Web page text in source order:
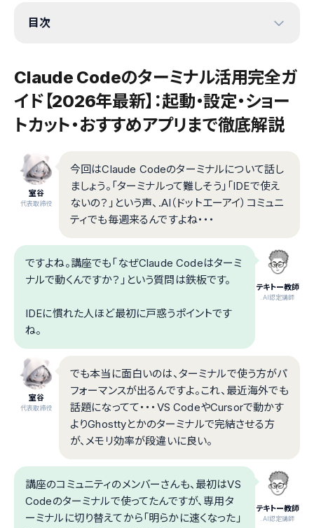
目次
Claude Codeのターミナル活用完全ガ
イド【2026年最新】：起動・設定・ショー
トカット・おすすめアプリまで徹底解説
室谷
代表取締役
今回はClaude Codeのターミナルについて話し
ましょう。「ターミナルって難しそう」「IDEで使え
ないの？」という声、.AI（ドットエーアイ）コミュニ
ティでも毎週来るんですよね・・・
テキトー教師
.AI認定講師
ですよね。講座でも「なぜClaude Codeはターミ
ナルで動くんですか？」という質問は鉄板です。
IDEに慣れた人ほど最初に戸惑うポイントです
ね。
室谷
代表取締役
でも本当に面白いのは、ターミナルで使う方がパ
フォーマンスが出るんですよ。これ、最近海外でも
話題になってて・・・VS CodeやCursorで動かす
よりGhosttyとかのターミナルで完結させる方
が、メモリ効率が段違いに良い。
テキトー教師
.AI認定講師
講座のコミュニティのメンバーさんも、最初はVS
Codeのターミナルで使ってたんですが、専用タ
ーミナルに切り替えてから「明らかに速くなった」